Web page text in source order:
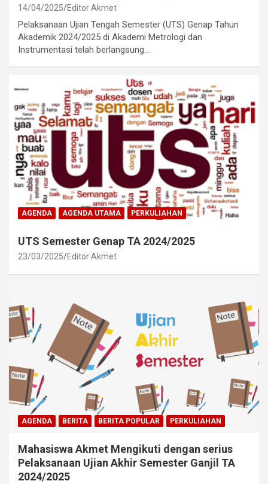
14/04/2025 Editor Akmet
Pelaksanaan Ujian Tengah Semester (UTS) Genap Tahun
Akademik 2024/2025 di Akademi Metrologi dan
Instrumentasi telah berlangsung…
AGENDA AGENDA UTAMA PERKULIAHAN
UTS Semester Genap TA 2024/2025
23/03/2025 Editor Akmet
AGENDA BERITA BERITA POPULAR PERKULIAHAN
Mahasiswa Akmet Mengikuti dengan serius
Pelaksanaan Ujian Akhir Semester Ganjil TA
2024/2025